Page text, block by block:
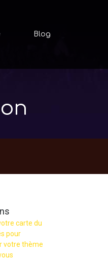
Blog
carte du
pour
votre thème